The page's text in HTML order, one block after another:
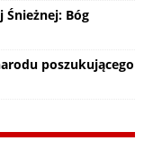
Bóg
poszukującego